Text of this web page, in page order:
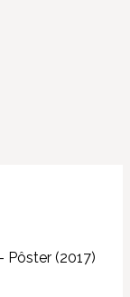
Pôster (2017)